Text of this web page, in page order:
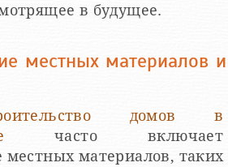
в будущее.
местных материалов и
домов в
часто включает
местных материалов, таких